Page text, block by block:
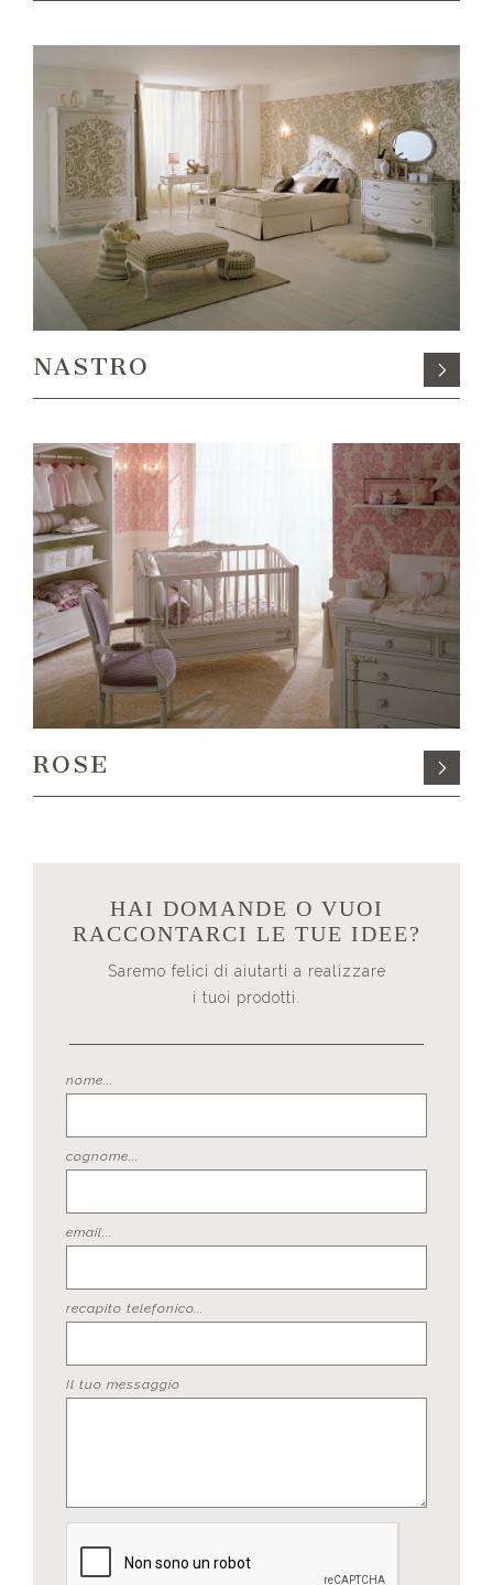
NASTRO
ROSE
HAI DOMANDE O VUOI
RACCONTARCI LE TUE IDEE?
Saremo felici di aiutarti a realizzare
i tuoi prodotti.
nome...
cognome...
email...
recapito telefonico...
Il tuo messaggio